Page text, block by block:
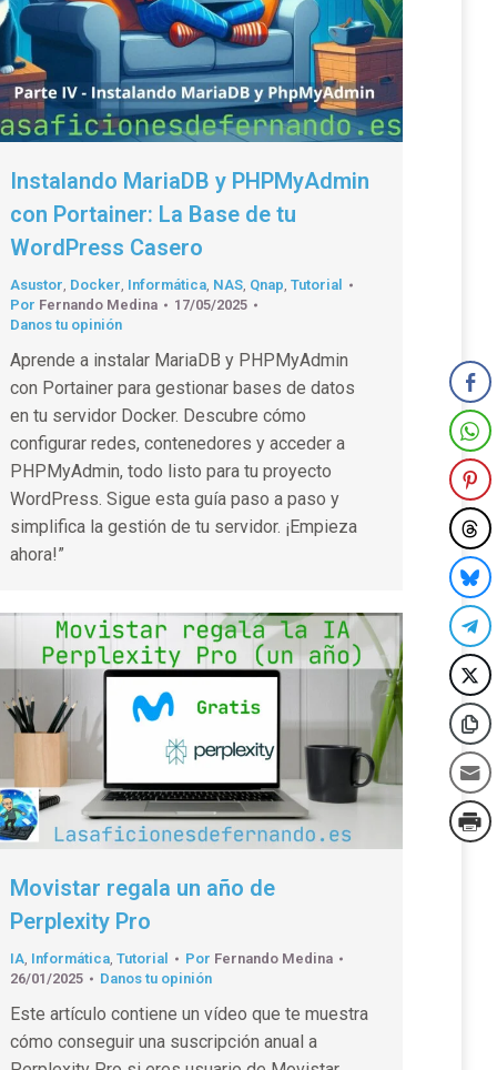
Instalando MariaDB y PHPMyAdmin
con Portainer: La Base de tu
WordPress Casero
Asustor, Docker, Informática, NAS, Qnap, Tutorial
Por Fernando Medina
17/05/2025
Danos tu opinión
Aprende a instalar MariaDB y PHPMyAdmin
con Portainer para gestionar bases de datos
en tu servidor Docker. Descubre cómo
configurar redes, contenedores y acceder a
PHPMyAdmin, todo listo para tu proyecto
WordPress. Sigue esta guía paso a paso y
simplifica la gestión de tu servidor. ¡Empieza
ahora!”
Movistar regala un año de
Perplexity Pro
IA, Informática, Tutorial Por Fernando Medina
26/01/2025
Danos tu opinión
Este artículo contiene un vídeo que te muestra
cómo conseguir una suscripción anual a